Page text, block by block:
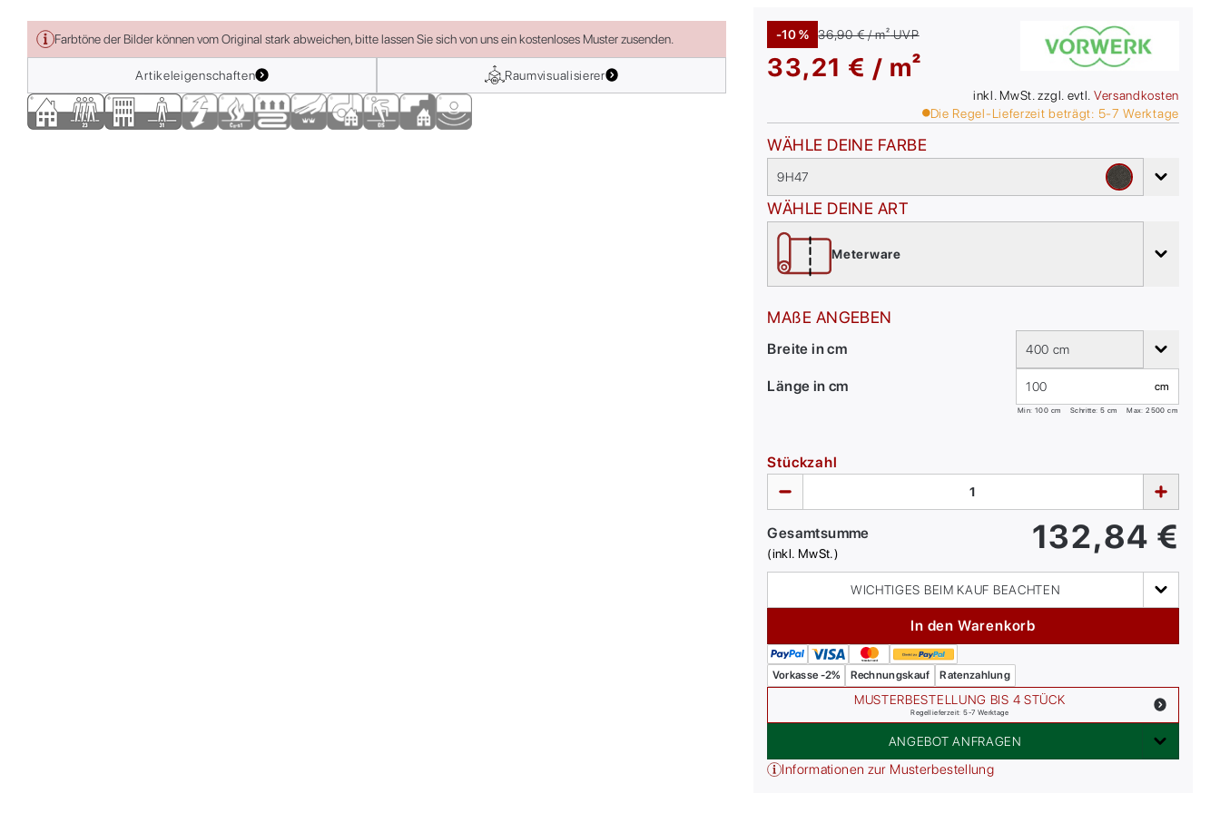
Farbtöne der Bilder können vom Original stark abweichen, bitte lassen Sie sich von uns ein kostenloses Muster zusenden.
Artikeleigenschaften Raumvisualisierer
-10 % 36,90 € / m²UVP
33,21 € / m²
inkl. MwSt. zzgl. evtl. Versandkosten
Die Regel-Lieferzeit beträgt: 5-7 Werktage
WÄHLE DEINE FARBE
9H47
WÄHLE DEINE ART
Meterware
MAßE ANGEBEN
Breite in cm 400 cm
Länge in cm cm
Min: 100 cm Schritte: 5 cm Max:2500 cm
Stückzahl
Gesamtsumme
(inkl. MwSt.) 132,84 €
WICHTIGES BEIM KAUF BEACHTEN
In den Warenkorb
Vorkasse -2% Rechnungskauf Ratenzahlung
MUSTERBESTELLUNG BIS 4 STÜCK
Regellieferzeit: 5-7 Werktage
ANGEBOT ANFRAGEN
Informationen zur Musterbestellung